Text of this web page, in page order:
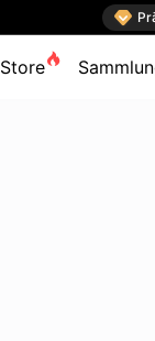

Store